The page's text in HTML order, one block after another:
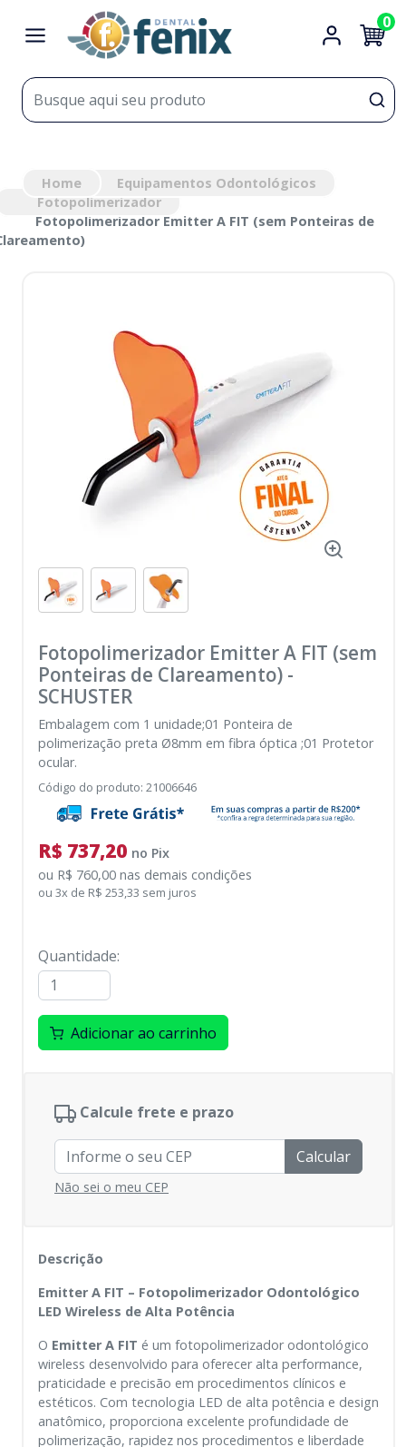
0
Home
Equipamentos Odontológicos
Fotopolimerizador
Fotopolimerizador Emitter A FIT (sem Ponteiras de
Fotopolimerizador Emitter A FIT (sem
Ponteiras de Clareamento) -
SCHUSTER
Embalagem com 1 unidade;01 Ponteira de
polimerização preta Ø8mm em fibra óptica ;01 Protetor
ocular.
Código do produto: 21006646
R$ 737,20 no Pix
ou R$ 760,00 nas demais condições
ou 3x de R$ 253,33 sem juros
Quantidade:
Adicionar ao carrinho
Calcule frete e prazo
Calcular
Não sei o meu CEP
Descrição
Emitter A FIT – Fotopolimerizador Odontológico
LED Wireless de Alta Potência
O Emitter A FIT é um fotopolimerizador odontológico
wireless desenvolvido para oferecer alta performance,
praticidade e precisão em procedimentos clínicos e
estéticos. Com tecnologia LED de alta potência e design
anatômico, proporciona excelente profundidade de
polimerização, rapidez nos procedimentos e liberdade